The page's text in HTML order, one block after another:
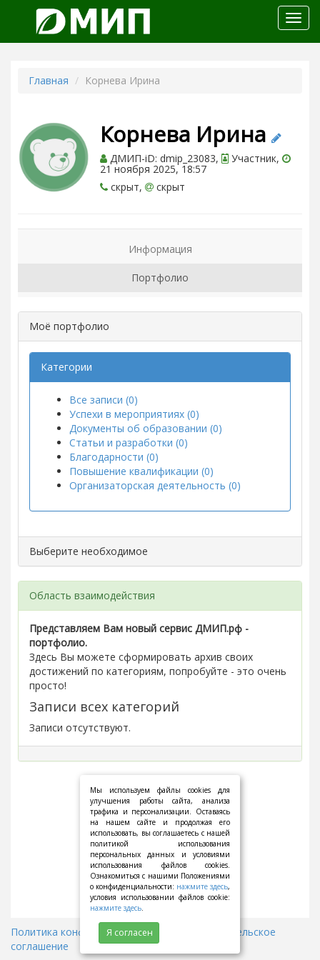
меню
Главная Корнева Ирина
Корнева Ирина
ДМИП-iD: dmip_23083, Участник,
21 ноября 2025, 18:57
скрыт,
скрыт
Информация
Портфолио
Моё портфолио
Категории
Все записи (0)
Успехи в мероприятиях (0)
Документы об образовании (0)
Статьи и разработки (0)
Благодарности (0)
Повышение квалификации (0)
Организаторская деятельность (0)
Выберите необходимое
Область взаимодействия
Представляем Вам новый сервис ДМИП.рф -
портфолио.
Здесь Вы можете сформировать архив своих
достижений по категориям, попробуйте - это очень
просто!
Записи всех категорий
Записи отсутствуют.
Политика конфиденциальности
Пользовательское
соглашение
Мы используем файлы cookies для
улучшения работы сайта, анализа
трафика и персонализации. Оставаясь
на нашем сайте и продолжая его
использовать, вы соглашаетесь с нашей
политикой использования
персональных данных и условиями
использования файлов cookies.
Ознакомиться с нашими Положениями
о конфиденциальности: нажмите здесь,
условия использовании файлов cookie:
нажмите здесь.
Я согласен